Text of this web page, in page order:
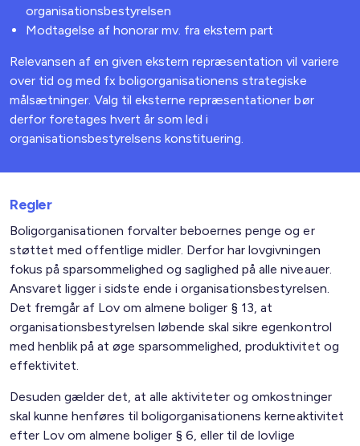
organisationsbestyrelsen
Modtagelse af honorar mv. fra ekstern part
Relevansen af en given ekstern repræsentation vil variere
over tid og med fx boligorganisationens strategiske
målsætninger. Valg til eksterne repræsentationer bør
derfor foretages hvert år som led i
organisationsbestyrelsens konstituering.
Regler
Boligorganisationen forvalter beboernes penge og er
støttet med offentlige midler. Derfor har lovgivningen
fokus på sparsommelighed og saglighed på alle niveauer.
Ansvaret ligger i sidste ende i organisationsbestyrelsen.
Det fremgår af Lov om almene boliger § 13, at
organisationsbestyrelsen løbende skal sikre egenkontrol
med henblik på at øge sparsommelighed, produktivitet og
effektivitet.
Desuden gælder det, at alle aktiviteter og omkostninger
skal kunne henføres til boligorganisationens kerneaktivitet
efter Lov om almene boliger § 6, eller til de lovlige